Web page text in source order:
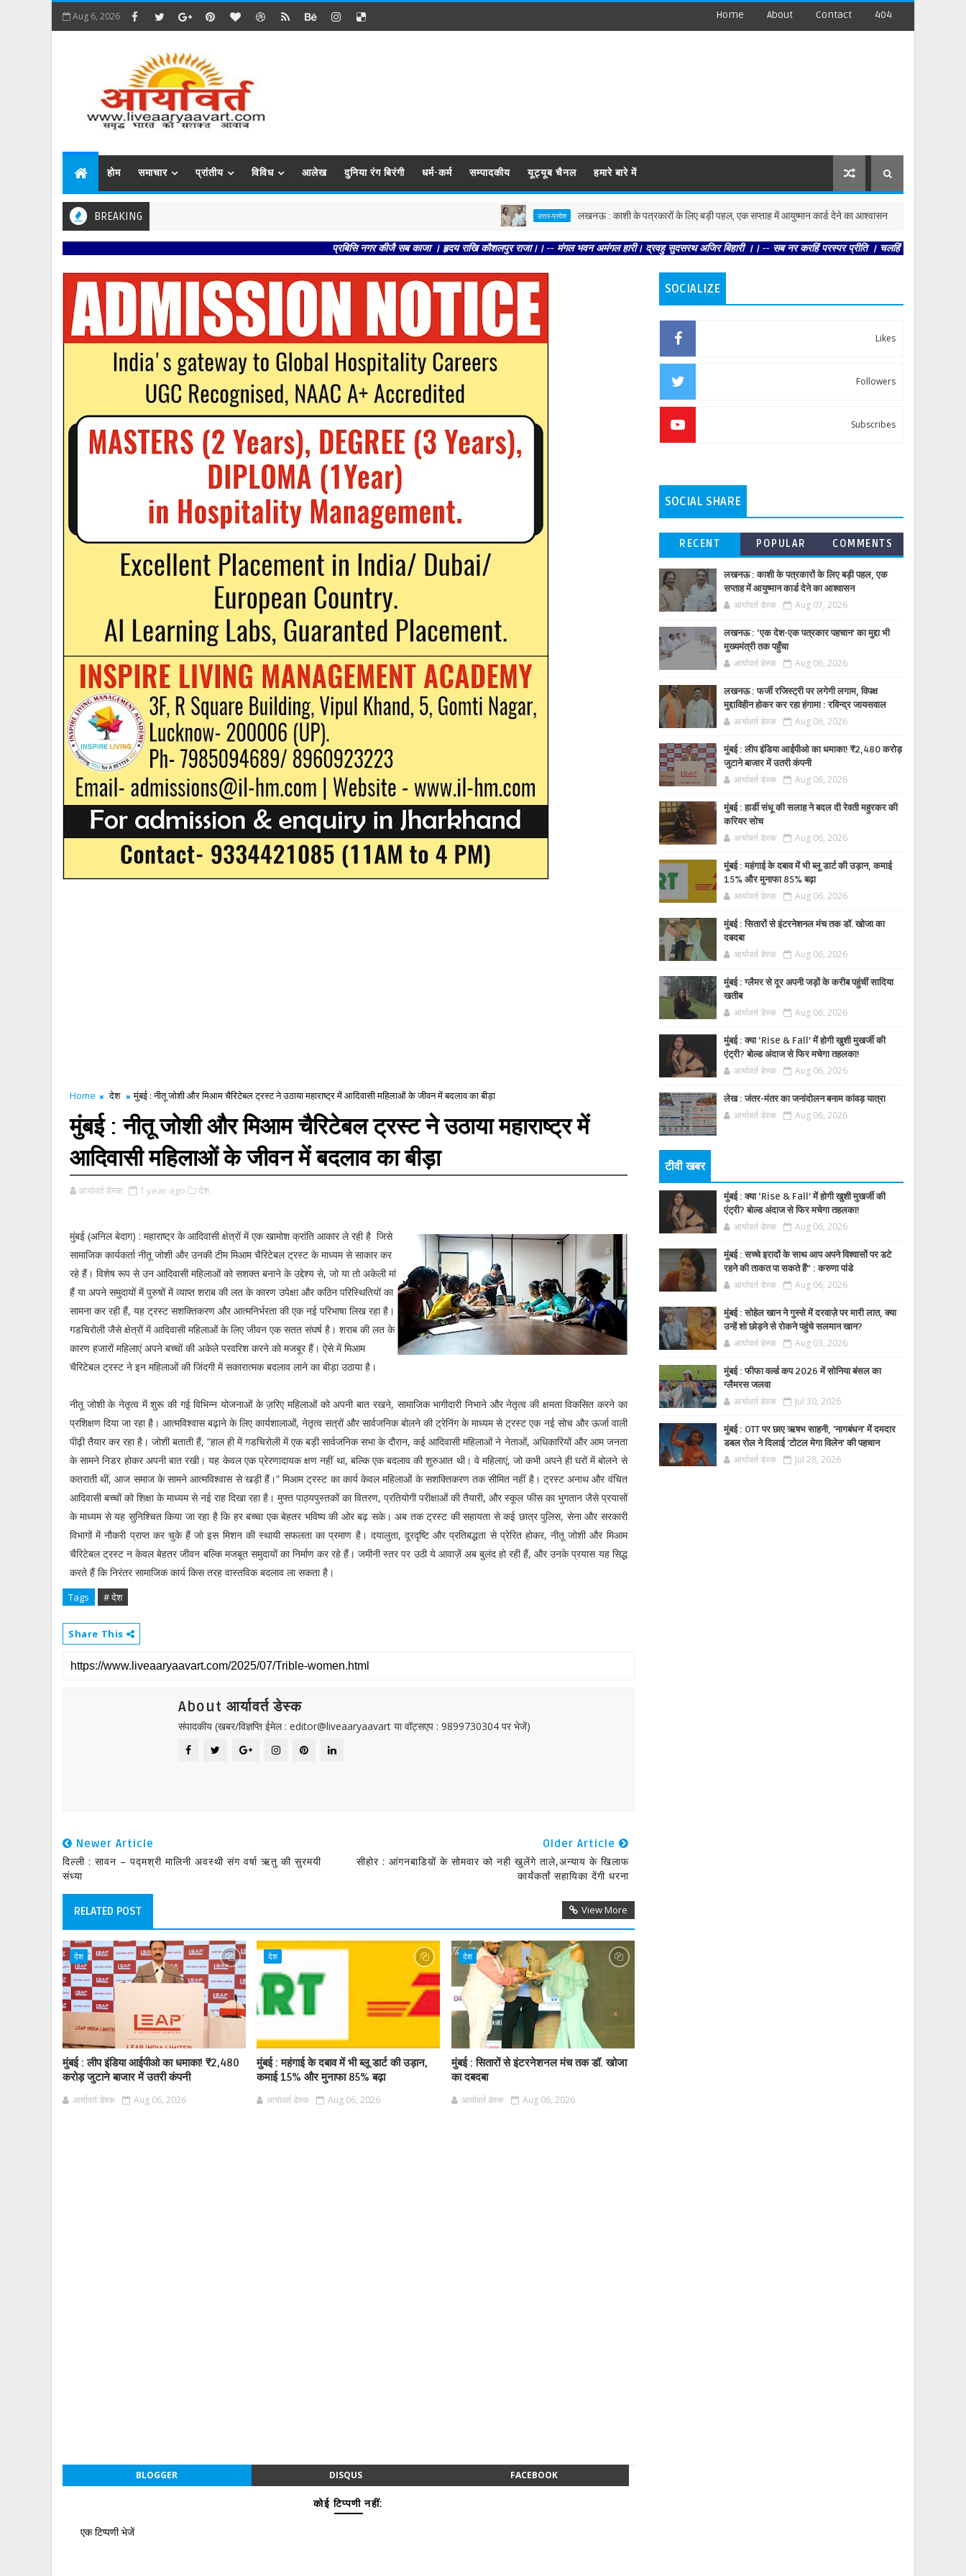
Aug 6, 2026 Home About Contact 404
होम समाचार प्रांतीय विविध आलेख दुनिया रंग बिरंगी धर्म-कर्म सम्पादकीय यूट्यूब चैनल हमारे बारे में
BREAKING उत्तर-प्रदेश लखनऊ : काशी के पत्रकारों के लिए बड़ी पहल, एक सप्ताह में आयुष्मान कार्ड देने का आश्वासन
प्रबिसि नगर कीजै सब काजा । हृदय राखि कौशलपुर राजा।। -- मंगल भवन अमंगल हारी। द्रवहु सुदसरथ अजिर बिहारी ।। -- सब नर करहिं परस्पर प्रीति । चलहिं स्वधर्म निरत
Home देश मुंबई : नीतू जोशी और मिआम चैरिटेबल ट्रस्ट ने उठाया महाराष्ट्र में आदिवासी महिलाओं के जीवन में बदलाव का बीड़ा
मुंबई : नीतू जोशी और मिआम चैरिटेबल ट्रस्ट ने उठाया महाराष्ट्र में
आदिवासी महिलाओं के जीवन में बदलाव का बीड़ा
आर्यावर्त डेस्क 1 year ago देश,
मुंबई (अनिल बेदाग) : महाराष्ट्र के आदिवासी क्षेत्रों में एक खामोश क्रांति आकार ले रही है जिसे
सामाजिक कार्यकर्ता नीतू जोशी और उनकी टीम मिआम चैरिटेबल ट्रस्ट के माध्यम से साकार कर
रहे हैं। विशेष रूप से उन आदिवासी महिलाओं को सशक्त बनाने के उद्देश्य से, जो या तो अकेली मां
हैं या अपने समुदायों में पुरुषों में व्याप्त शराब की लत के कारण उपेक्षा और कठिन परिस्थितियों का
सामना कर रही हैं, यह ट्रस्ट सशक्तिकरण और आत्मनिर्भरता की एक नई परिभाषा लिख रहा है।
गडचिरोली जैसे क्षेत्रों में आदिवासी महिलाओं के लिए जीवन एक सतत संघर्ष है। शराब की लत के
कारण हजारों महिलाएं अपने बच्चों की अकेले परवरिश करने को मजबूर हैं। ऐसे में मिआम
चैरिटेबल ट्रस्ट ने इन महिलाओं की जिंदगी में सकारात्मक बदलाव लाने का बीड़ा उठाया है।
नीतू जोशी के नेतृत्व में शुरू की गई विभिन्न योजनाओं के ज़रिए महिलाओं को अपनी बात रखने, सामाजिक भागीदारी निभाने और नेतृत्व की क्षमता विकसित करने का
प्रशिक्षण दिया जा रहा है। आत्मविश्वास बढ़ाने के लिए कार्यशालाओं, नेतृत्व सत्रों और सार्वजनिक बोलने की ट्रेनिंग के माध्यम से ट्रस्ट एक नई सोच और ऊर्जा वाली
पीढ़ी तैयार कर रहा है। जोशी बताती हैं, “हाल ही में गडचिरोली में एक बड़ी सार्वजनिक सभा के दौरान, कई आदिवासी महिलाओं ने नेताओं, अधिकारियों और आम जनता
के सामने निडर होकर अपनी बात रखी। यह केवल एक प्रेरणादायक क्षण नहीं था, बल्कि एक बदलाव की शुरुआत थी। वे महिलाएं, जो कभी अपने ही घरों में बोलने से
कतराती थीं, आज समाज के सामने आत्मविश्वास से खड़ी हैं।” मिआम ट्रस्ट का कार्य केवल महिलाओं के सशक्तिकरण तक सीमित नहीं है। ट्रस्ट अनाथ और वंचित
आदिवासी बच्चों को शिक्षा के माध्यम से नई राह दिखा रहा है। मुफ्त पाठ्यपुस्तकों का वितरण, प्रतियोगी परीक्षाओं की तैयारी, और स्कूल फीस का भुगतान जैसे प्रयासों
के माध्यम से यह सुनिश्चित किया जा रहा है कि हर बच्चा एक बेहतर भविष्य की ओर बढ़ सके। अब तक ट्रस्ट की सहायता से कई छात्र पुलिस, सेना और सरकारी
विभागों में नौकरी प्राप्त कर चुके हैं जो इस मिशन की स्थायी सफलता का प्रमाण है। दयालुता, दूरदृष्टि और प्रतिबद्धता से प्रेरित होकर, नीतू जोशी और मिआम
चैरिटेबल ट्रस्ट न केवल बेहतर जीवन बल्कि मजबूत समुदायों का निर्माण कर रहे हैं। जमीनी स्तर पर उठी ये आवाज़ें अब बुलंद हो रही हैं, और उनके प्रयास यह सिद्ध
करते हैं कि निरंतर सामाजिक कार्य किस तरह वास्तविक बदलाव ला सकता है।
Tags # देश
Share This
About आर्यावर्त डेस्क
संपादकीय (खबर/विज्ञप्ति ईमेल : editor@liveaaryaavart या वॉट्सएप : 9899730304 पर भेजें)
Newer Article
दिल्ली : सावन – पद्मश्री मालिनी अवस्थी संग वर्षा ऋतु की सुरमयी
संध्या
Older Article
सीहोर : आंगनबाडिय़ों के सोमवार को नही खुलेंगे ताले,अन्याय के खिलाफ
कार्यंकर्तां सहायिका देंगी धरना
RELATED POST View More
देश
मुंबई : लीप इंडिया आईपीओ का धमाका! ₹2,480
करोड़ जुटाने बाजार में उतरी कंपनी
आर्यावर्त डेस्क Aug 06, 2026
देश
मुंबई : महंगाई के दबाव में भी ब्लू डार्ट की उड़ान,
कमाई 15% और मुनाफा 85% बढ़ा
आर्यावर्त डेस्क Aug 06, 2026
देश
मुंबई : सितारों से इंटरनेशनल मंच तक डॉ. खोजा
का दबदबा
आर्यावर्त डेस्क Aug 06, 2026
BLOGGER DISQUS FACEBOOK
कोई टिप्पणी नहीं:
एक टिप्पणी भेजें
SOCIALIZE
Likes
Followers
Subscribes
SOCIAL SHARE
RECENT POPULAR COMMENTS
लखनऊ : काशी के पत्रकारों के लिए बड़ी पहल, एक
सप्ताह में आयुष्मान कार्ड देने का आश्वासन
आर्यावर्त डेस्क Aug 07, 2026
लखनऊ : ‘एक देश-एक पत्रकार पहचान’ का मुद्दा भी
मुख्यमंत्री तक पहुँचा
आर्यावर्त डेस्क Aug 06, 2026
लखनऊ : फर्जी रजिस्ट्री पर लगेगी लगाम, विपक्ष
मुद्दाविहीन होकर कर रहा हंगामा : रविन्द्र जायसवाल
आर्यावर्त डेस्क Aug 06, 2026
मुंबई : लीप इंडिया आईपीओ का धमाका! ₹2,480 करोड़
जुटाने बाजार में उतरी कंपनी
आर्यावर्त डेस्क Aug 06, 2026
मुंबई : हार्डी संधू की सलाह ने बदल दी रेवती महुरकर की
करियर सोच
आर्यावर्त डेस्क Aug 06, 2026
मुंबई : महंगाई के दबाव में भी ब्लू डार्ट की उड़ान, कमाई
15% और मुनाफा 85% बढ़ा
आर्यावर्त डेस्क Aug 06, 2026
मुंबई : सितारों से इंटरनेशनल मंच तक डॉ. खोजा का
दबदबा
आर्यावर्त डेस्क Aug 06, 2026
मुंबई : ग्लैमर से दूर अपनी जड़ों के करीब पहुंचीं सादिया
खतीब
आर्यावर्त डेस्क Aug 06, 2026
मुंबई : क्या ‘Rise & Fall’ में होगी खुशी मुखर्जी की
एंट्री? बोल्ड अंदाज से फिर मचेगा तहलका!
आर्यावर्त डेस्क Aug 06, 2026
लेख : जंतर-मंतर का जनांदोलन बनाम कांवड़ यात्रा
आर्यावर्त डेस्क Aug 06, 2026
टीवी खबर
मुंबई : क्या ‘Rise & Fall’ में होगी खुशी मुखर्जी की
एंट्री? बोल्ड अंदाज से फिर मचेगा तहलका!
आर्यावर्त डेस्क Aug 06, 2026
मुंबई : सच्चे इरादों के साथ आप अपने विश्वासों पर डटे
रहने की ताकत पा सकते हैं” : करुणा पांडे
आर्यावर्त डेस्क Aug 06, 2026
मुंबई : सोहेल खान ने गुस्से में दरवाज़े पर मारी लात, क्या
उन्हें शो छोड़ने से रोकने पहुंचे सलमान खान?
आर्यावर्त डेस्क Aug 03, 2026
मुंबई : फीफा वर्ल्ड कप 2026 में सोनिया बंसल का
ग्लैमरस जलवा
आर्यावर्त डेस्क Jul 30, 2026
मुंबई : OTT पर छाए ऋषभ साहनी, 'नागबंधन' में दमदार
डबल रोल ने दिलाई 'टोटल मेगा विलेन' की पहचान
आर्यावर्त डेस्क Jul 28, 2026